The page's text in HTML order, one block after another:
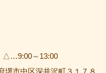
△…9:00～13:00
堺市中区深井沢町３１７８